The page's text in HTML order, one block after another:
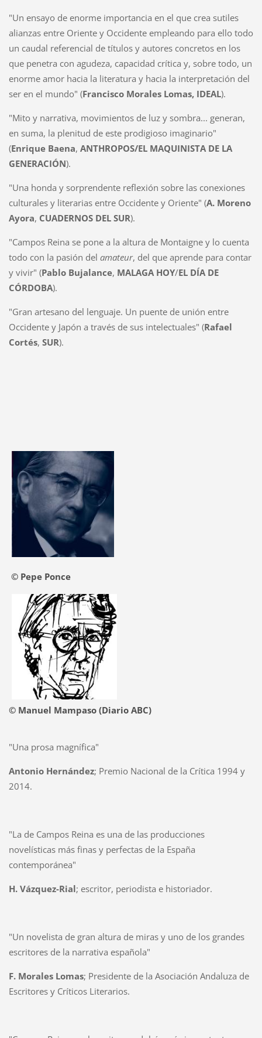
"Un ensayo de enorme importancia en el que crea sutiles
alianzas entre Oriente y Occidente empleando para ello todo
un caudal referencial de títulos y autores concretos en los
que penetra con agudeza, capacidad crítica y, sobre todo, un
enorme amor hacia la literatura y hacia la interpretación del
ser en el mundo" (Francisco Morales Lomas, IDEAL).
"Mito y narrativa, movimientos de luz y sombra... generan,
en suma, la plenitud de este prodigioso imaginario"
(Enrique Baena, ANTHROPOS/EL MAQUINISTA DE LA
GENERACIÓN).
"Una honda y sorprendente reflexión sobre las conexiones
culturales y literarias entre Occidente y Oriente" (A. Moreno
Ayora, CUADERNOS DEL SUR).
"Campos Reina se pone a la altura de Montaigne y lo cuenta
todo con la pasión del amateur, del que aprende para contar
y vivir" (Pablo Bujalance, MALAGA HOY/EL DÍA DE
CÓRDOBA).
"Gran artesano del lenguaje. Un puente de unión entre
Occidente y Japón a través de sus intelectuales" (Rafael
Cortés, SUR).
© Pepe Ponce
© Manuel Mampaso (Diario ABC)
"Una prosa magnífica"
Antonio Hernández; Premio Nacional de la Crítica 1994 y
2014.
"La de Campos Reina es una de las producciones
novelísticas más finas y perfectas de la España
contemporánea"
H. Vázquez-Rial; escritor, periodista e historiador.
"Un novelista de gran altura de miras y uno de los grandes
escritores de la narrativa española"
F. Morales Lomas; Presidente de la Asociación Andaluza de
Escritores y Críticos Literarios.